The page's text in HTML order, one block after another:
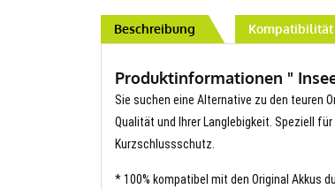
Beschreibung Kompatibilität
Produktinformationen "
Sie suchen eine Alternative zu den teuren
Qualität und Ihrer Langlebigkeit. Speziell
Kurzschlussschutz.
* 100% kompatibel mit den Original Akkus